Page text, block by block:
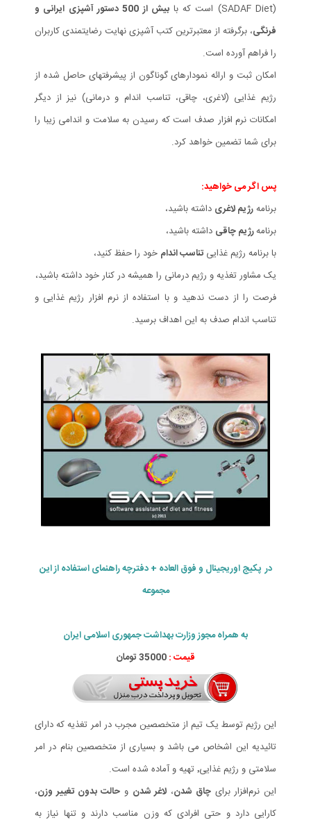
(SADAF Diet) است که با
بیش از 500 دستور آشپزی ایرانی و
فرنگی، برگرفته از معتبرترین کتب آشپزی نهایت رضایتمندی کاربران
را فراهم آورده است.
امکان ثبت و ارائه نمودارهای گوناگون از پیشرفتهای حاصل شده از
رژیم غذایی (لاغری، چاقی، تناسب اندام و درمانی) نیز از دیگر
امکانات نرم افزار صدف است که رسیدن به سلامت و اندامی زیبا را
برای شما تضمین خواهد کرد.
پس اگر می خواهید:
برنامهرژیم لاغری داشته باشید،
برنامهرژیم چاقی داشته باشید،
با برنامه رژیم غذایی تناسب اندام خود را حفظ کنید،
یک مشاور تغذیه و رژیم درمانی را همیشه در کنار خود داشته باشید،
فرصت را از دست ندهید و با استفاده از نرم افزار رژیم غذایی و
تناسب اندام صدف به این اهداف برسید.
در پکیج اوریجینال و فوق العاده + دفترچه راهنمای استفاده از این
مجموعه
به همراه مجوز وزارت بهداشت جمهوری اسلامی ایران
قیمت :35000 تومان
این رژیم توسط یک تیم از متخصصین مجرب در امر تغذیه که دارای
تائیدیه این اشخاص می باشد و بسیاری از متخصصین بنام در امر
سلامتی و رژیم غذایی٬ تهیه و آماده شده است.
این نرم‌افزار برایچاق شدن، لاغر شدن و حالت بدون تغییر وزن،
کارایی دارد و حتی افرادی که وزن مناسب دارند و تنها نیاز به